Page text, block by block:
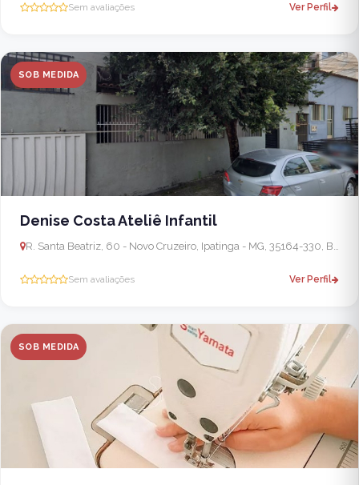
Sem avaliações Ver Perfil
SOB MEDIDA
Denise Costa Ateliê Infantil
R. Santa Beatriz, 60 - Novo Cruzeiro, Ipatinga - MG, 35164-330, Brasil
Sem avaliações Ver Perfil
SOB MEDIDA